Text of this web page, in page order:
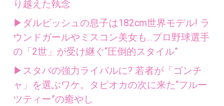
り越えた執念
▶ダルビッシュの息子は182cm世界モデル! ラ
ウンドガールやミスコン美女も...プロ野球選手
の「2世」が受け継ぐ“圧倒的スタイル”
▶スタバの強力ライバルに? 若者が「ゴンチ
ャ」を選ぶワケ。タピオカの次に来た“フルー
ツティー”の癒やし